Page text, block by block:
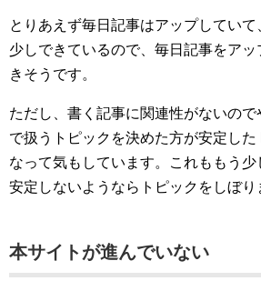
とりあえず毎日記事はアップしてい
少しできているので、毎日記事をア
きそうです。
ただし、書く記事に関連性がないの
で扱うトピックを決めた方が安定し
なって気もしています。これももう
安定しないようならトピックをしぼり
本サイトが進んでいない